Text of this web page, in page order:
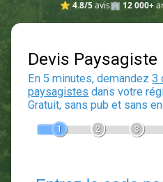
⭐ 4.8/5avis🏢 12 000+
Devis
En 5 minutes,